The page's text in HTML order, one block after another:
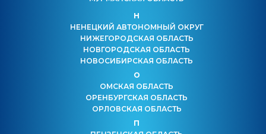
Н
НЕНЕЦКИЙ АВТОНОМНЫЙ ОКРУГ
НИЖЕГОРОДСКАЯ ОБЛАСТЬ
НОВГОРОДСКАЯ ОБЛАСТЬ
НОВОСИБИРСКАЯ ОБЛАСТЬ
О
ОМСКАЯ ОБЛАСТЬ
ОРЕНБУРГСКАЯ ОБЛАСТЬ
ОРЛОВСКАЯ ОБЛАСТЬ
П